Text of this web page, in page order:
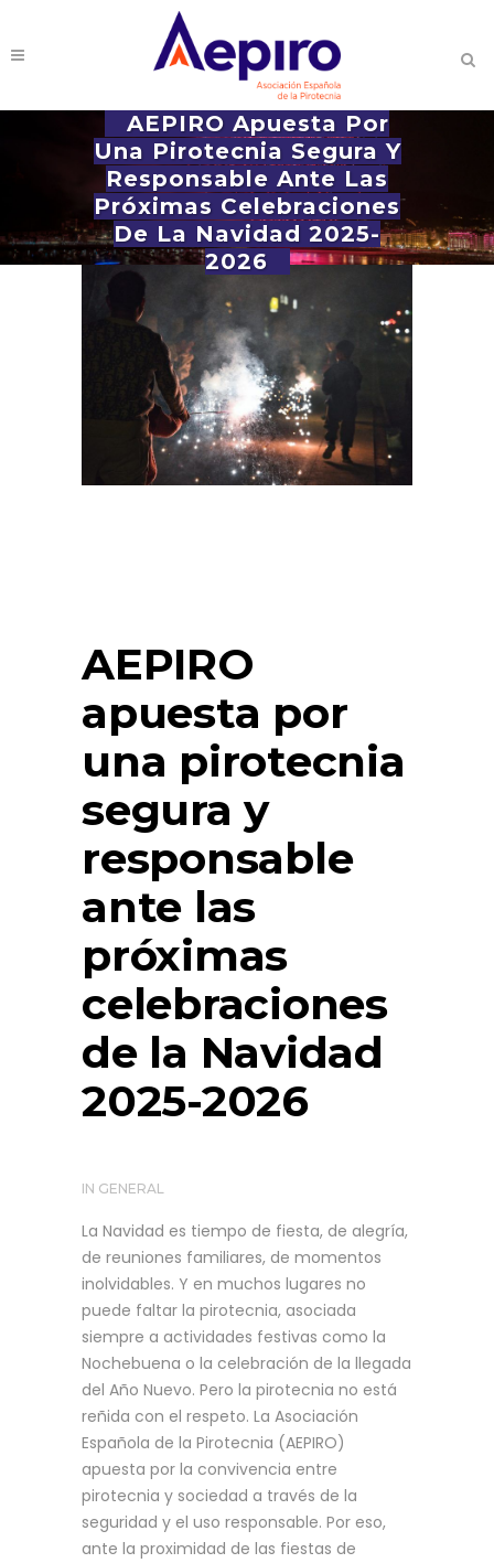
AEPIRO Apuesta Por
Una Pirotecnia Segura Y
Responsable Ante Las
Próximas Celebraciones
De La Navidad 2025-
2026
AEPIRO
apuesta por
una pirotecnia
segura y
responsable
ante las
próximas
celebraciones
de la Navidad
2025-2026
IN GENERAL
La Navidad es tiempo de fiesta, de alegría,
de reuniones familiares, de momentos
inolvidables. Y en muchos lugares no
puede faltar la pirotecnia, asociada
siempre a actividades festivas como la
Nochebuena o la celebración de la llegada
del Año Nuevo. Pero la pirotecnia no está
reñida con el respeto. La Asociación
Española de la Pirotecnia (AEPIRO)
apuesta por la convivencia entre
pirotecnia y sociedad a través de la
seguridad y el uso responsable. Por eso,
ante la proximidad de las fiestas de